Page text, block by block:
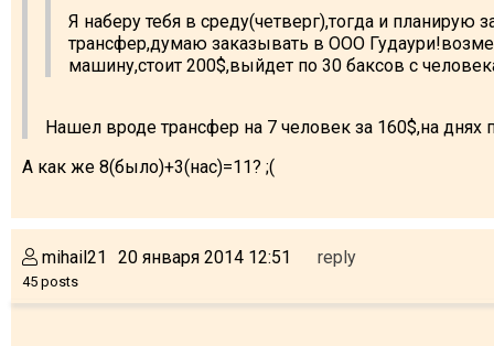
Я наберу тебя в среду(четверг),тогда и планирую
трансфер,думаю заказывать в ООО
машину,стоит 200$,выйдет по 30 баксов с
Нашел вроде трансфер на 7 человек за 160$,на днях
А как же 8(было)+3(нас)=11? ;(
mihail21
45 posts
20 января 2014 12:51 reply